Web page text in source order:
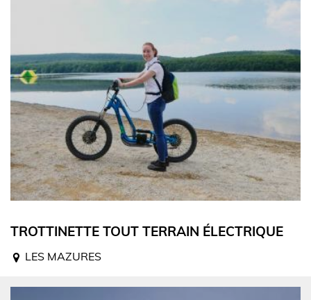
TROTTINETTE TOUT TERRAIN ÉLECTRIQUE
LES MAZURES